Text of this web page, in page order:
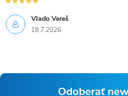
Vlado Vereš
18.7.2026
Odoberať